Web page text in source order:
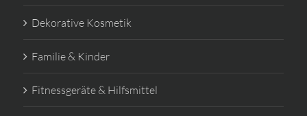
Dekorative Kosmetik
Familie & Kinder
Fitnessgeräte & Hilfsmittel